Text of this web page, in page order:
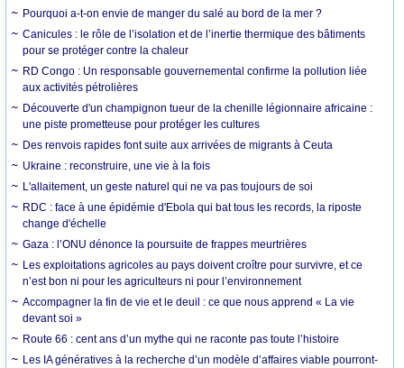
Pourquoi a-t-on envie de manger du salé au bord de la mer ?
Canicules : le rôle de l’isolation et de l’inertie thermique des bâtiments
pour se protéger contre la chaleur
RD Congo : Un responsable gouvernemental confirme la pollution liée
aux activités pétrolières
Découverte d'un champignon tueur de la chenille légionnaire africaine :
une piste prometteuse pour protéger les cultures
Des renvois rapides font suite aux arrivées de migrants à Ceuta
Ukraine : reconstruire, une vie à la fois
L'allaitement, un geste naturel qui ne va pas toujours de soi
RDC : face à une épidémie d'Ebola qui bat tous les records, la riposte
change d'échelle
Gaza : l’ONU dénonce la poursuite de frappes meurtrières
Les exploitations agricoles au pays doivent croître pour survivre, et ce
n’est bon ni pour les agriculteurs ni pour l’environnement
Accompagner la fin de vie et le deuil : ce que nous apprend « La vie
devant soi »
Route 66 : cent ans d’un mythe qui ne raconte pas toute l’histoire
Les IA génératives à la recherche d’un modèle d’affaires viable pourront-